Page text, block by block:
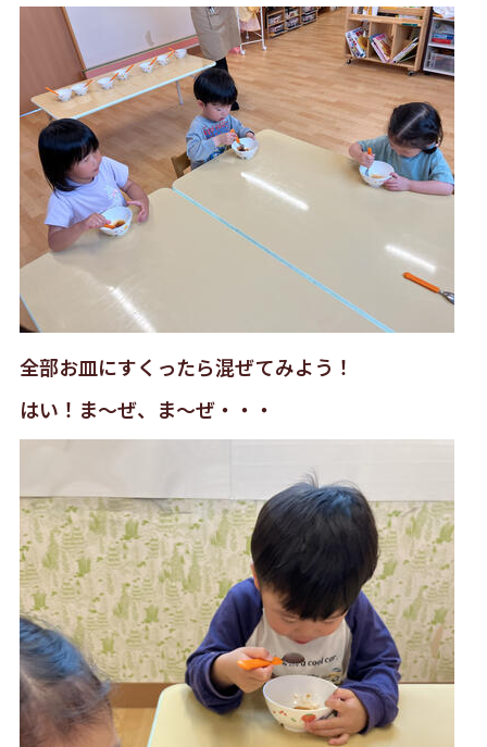
全部お皿にすくったら混ぜてみよう！
はい！ま〜ぜ、ま〜ぜ・・・